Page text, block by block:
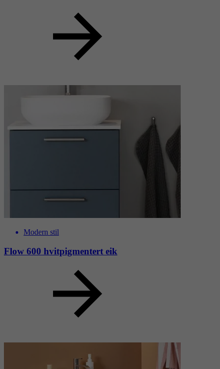
Modern stil
Flow 600 hvitpigmentert eik